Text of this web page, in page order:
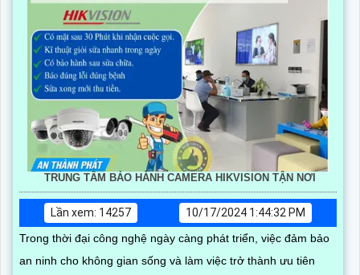
TRUNG TÂM BẢO HÀNH CAMERA HIKVISION TẬN NƠI
Lần xem: 14257
10/17/2024 1:44:32 PM
Trong thời đại công nghệ ngày càng phát triển, việc đảm bảo
an ninh cho không gian sống và làm việc trở thành ưu tiên